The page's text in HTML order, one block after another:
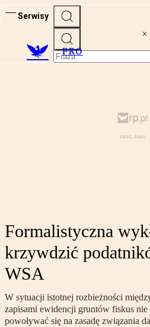
Serwisy
PRO
Formalistyczna
krzywdzić
WSA
W sytuacji istotnej rozbieżności
zapisami ewidencji gruntów fiskus
powoływać się na zasadę związania